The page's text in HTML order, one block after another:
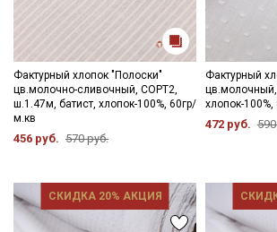
Фактурный хлопок "Полоски"
цв.молочно-сливочный, СОРТ2,
ш.1.47м, батист, хлопок-100%, 60гр/
м.кв
456 руб. 570 руб.
Фактурный
хлопок-
472 руб.
СКИДКА 20% АКЦИЯ